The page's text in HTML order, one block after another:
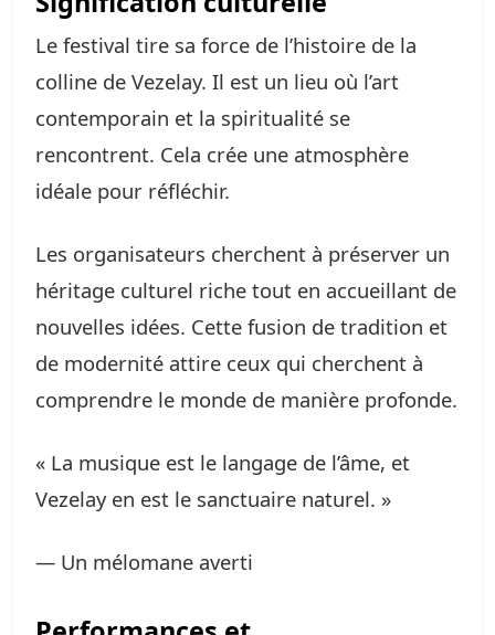
Le festival tire sa force de l’histoire de la
colline de Vezelay. Il est un lieu où l’art
contemporain et la spiritualité se
rencontrent. Cela crée une atmosphère
idéale pour réfléchir.
Les organisateurs cherchent à préserver un
héritage culturel riche tout en accueillant de
nouvelles idées. Cette fusion de tradition et
de modernité attire ceux qui cherchent à
comprendre le monde de manière profonde.
« La musique est le langage de l’âme, et
Vezelay en est le sanctuaire naturel. »
— Un mélomane averti